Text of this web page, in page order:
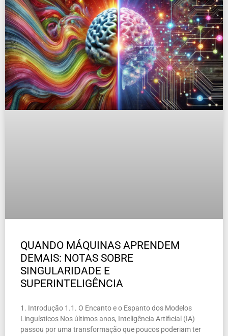
QUANDO MÁQUINAS APRENDEM
DEMAIS: NOTAS SOBRE
SINGULARIDADE E
SUPERINTELIGÊNCIA
1. Introdução 1.1. O Encanto e o Espanto dos Modelos
Linguísticos Nos últimos anos, Inteligência Artificial (IA)
passou por uma transformação que poucos poderiam ter